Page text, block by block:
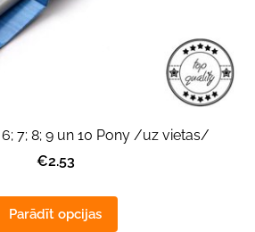
7; 8; 9 un 10 Pony /uz vietas/
€2.53
Parādīt opcijas